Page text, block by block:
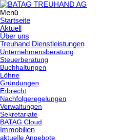
Menü
Springe
zum
Inhalt
Startseite
Aktuell
Über uns
Treuhand Dienstleistungen
Unternehmensberatung
Steuerberatung
Buchhaltungen
Löhne
Gründungen
Erbrecht
Nachfolgeregelungen
Verwaltungen
Sekretariate
BATAG Cloud
Immobilien
aktuelle Angebote